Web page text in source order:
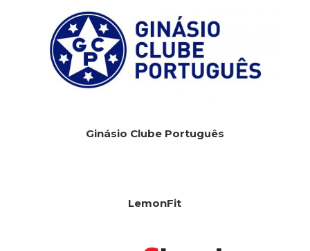
Ginásio Clube Português
LemonFit